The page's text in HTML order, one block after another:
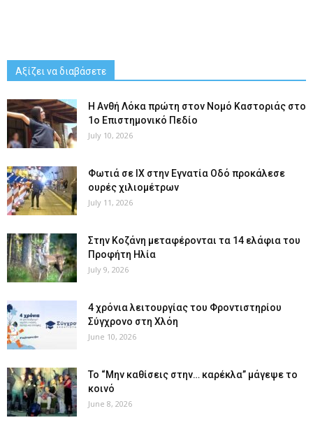
Αξίζει να διαβάσετε
Η Ανθή Λόκα πρώτη στον Νομό Καστοριάς στο
1ο Επιστημονικό Πεδίο
July 10, 2026
Φωτιά σε ΙΧ στην Εγνατία Οδό προκάλεσε
ουρές χιλιομέτρων
July 11, 2026
Στην Κοζάνη μεταφέρονται τα 14 ελάφια του
Προφήτη Ηλία
July 9, 2026
4 χρόνια λειτουργίας του Φροντιστηρίου
Σύγχρονο στη Χλόη
June 10, 2026
Το “Μην καθίσεις στην… καρέκλα” μάγεψε το
κοινό
June 8, 2026